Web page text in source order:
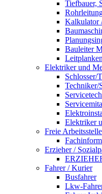
Tiefbauer,
Kalkulator
Bauleiter
Elektriker und
Schlosser/
Techniker/
Elektriker
Freie
Erzieher /
Fahrer / Kurier
Busfahrer
Lkw-